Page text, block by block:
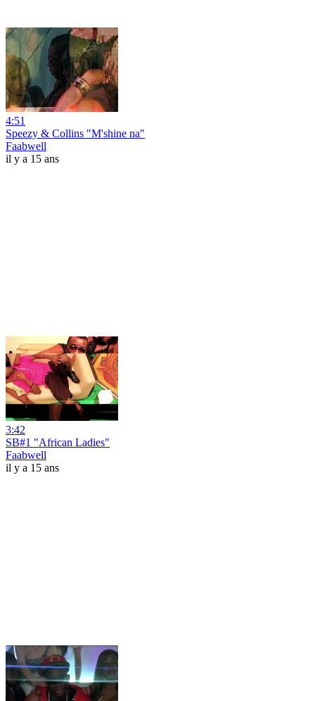
4:51
Speezy & Collins "M'shine na"
Faabwell
il y a 15 ans
3:42
SB#1 "African Ladies"
Faabwell
il y a 15 ans